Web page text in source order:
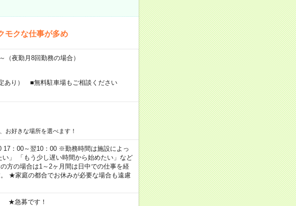
モクな仕事が多め
夜勤月8回勤務の場合）
あり） ■無料駐車場もご相談ください
好きな場所を選べます！
17：00～翌10：00 ※勤務時間は施設によっ
」 「もう少し遅い時間から始めたい」など
方の場合は1～2ヶ月間は日中での仕事を経
★家庭の都合でお休みが必要な場合も遠慮
★急募です！